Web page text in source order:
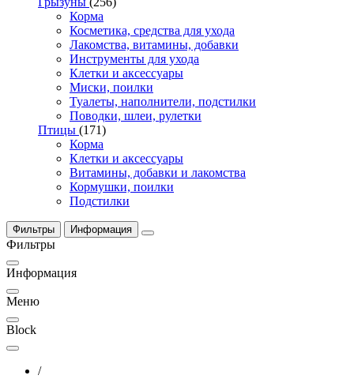
Корма
Косметика, средства для ухода
Лакомства, витамины, добавки
Инструменты для ухода
Клетки и аксессуары
Миски, поилки
Туалеты, наполнители, подстилки
Поводки, шлеи, рулетки
Птицы (171)
Корма
Клетки и аксессуары
Витамины, добавки и лакомства
Кормушки, поилки
Подстилки
Фильтры Информация
Фильтры
Информация
Меню
Block
/